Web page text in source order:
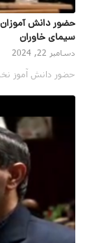
حضور دانش
سیمای خاوران
دسامبر 22, 2024
حضور دانش آموز